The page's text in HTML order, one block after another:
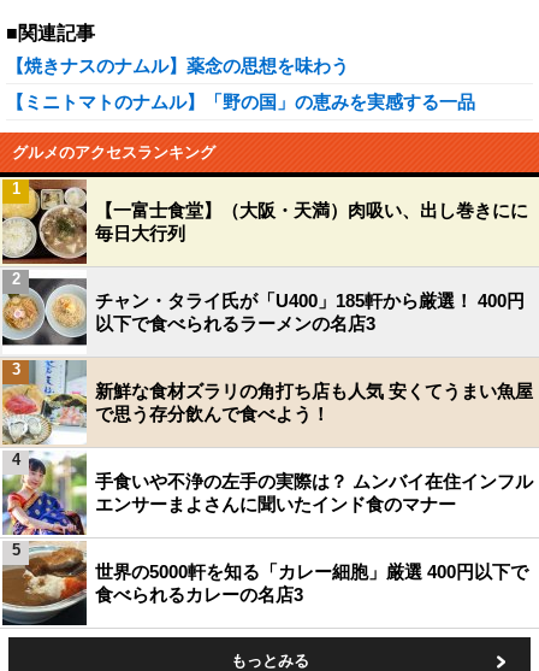
■関連記事
【焼きナスのナムル】薬念の思想を味わう
【ミニトマトのナムル】「野の国」の恵みを実感する一品
グルメのアクセスランキング
【一富士食堂】（大阪・天満）肉吸い、出し巻きにに
毎日大行列
1
チャン・タライ氏が「U400」185軒から厳選！ 400円
以下で食べられるラーメンの名店3
2
新鮮な食材ズラリの角打ち店も人気 安くてうまい魚屋
で思う存分飲んで食べよう！
3
手食いや不浄の左手の実際は？ ムンバイ在住インフル
エンサーまよさんに聞いたインド食のマナー
4
世界の5000軒を知る「カレー細胞」厳選 400円以下で
食べられるカレーの名店3
5
もっとみる